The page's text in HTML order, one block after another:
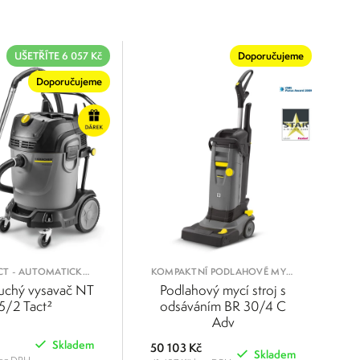
UŠETŘÍTE 6 057 Kč
Doporučujeme
- AUTOMATICKÝ
PRO PRÁCI S
PRACHEM
vysavač NT
2 Tact²
Skladem
Doporučujeme
KOMPAKTNÍ PODLAHOVÉ MYCÍ
STROJE
Podlahový mycí stroj s
odsáváním BR 30/4 C
Adv
50 103 Kč Skladem